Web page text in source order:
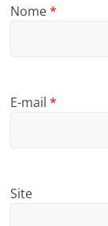
Nome*
E-mail*
Site